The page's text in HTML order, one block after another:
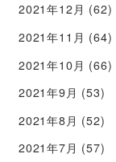
2021年12月 (62)
2021年11月 (64)
2021年10月 (66)
2021年9月 (53)
2021年8月 (52)
2021年7月 (57)